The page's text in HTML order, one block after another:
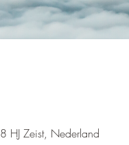
HJ Zeist, Nederland